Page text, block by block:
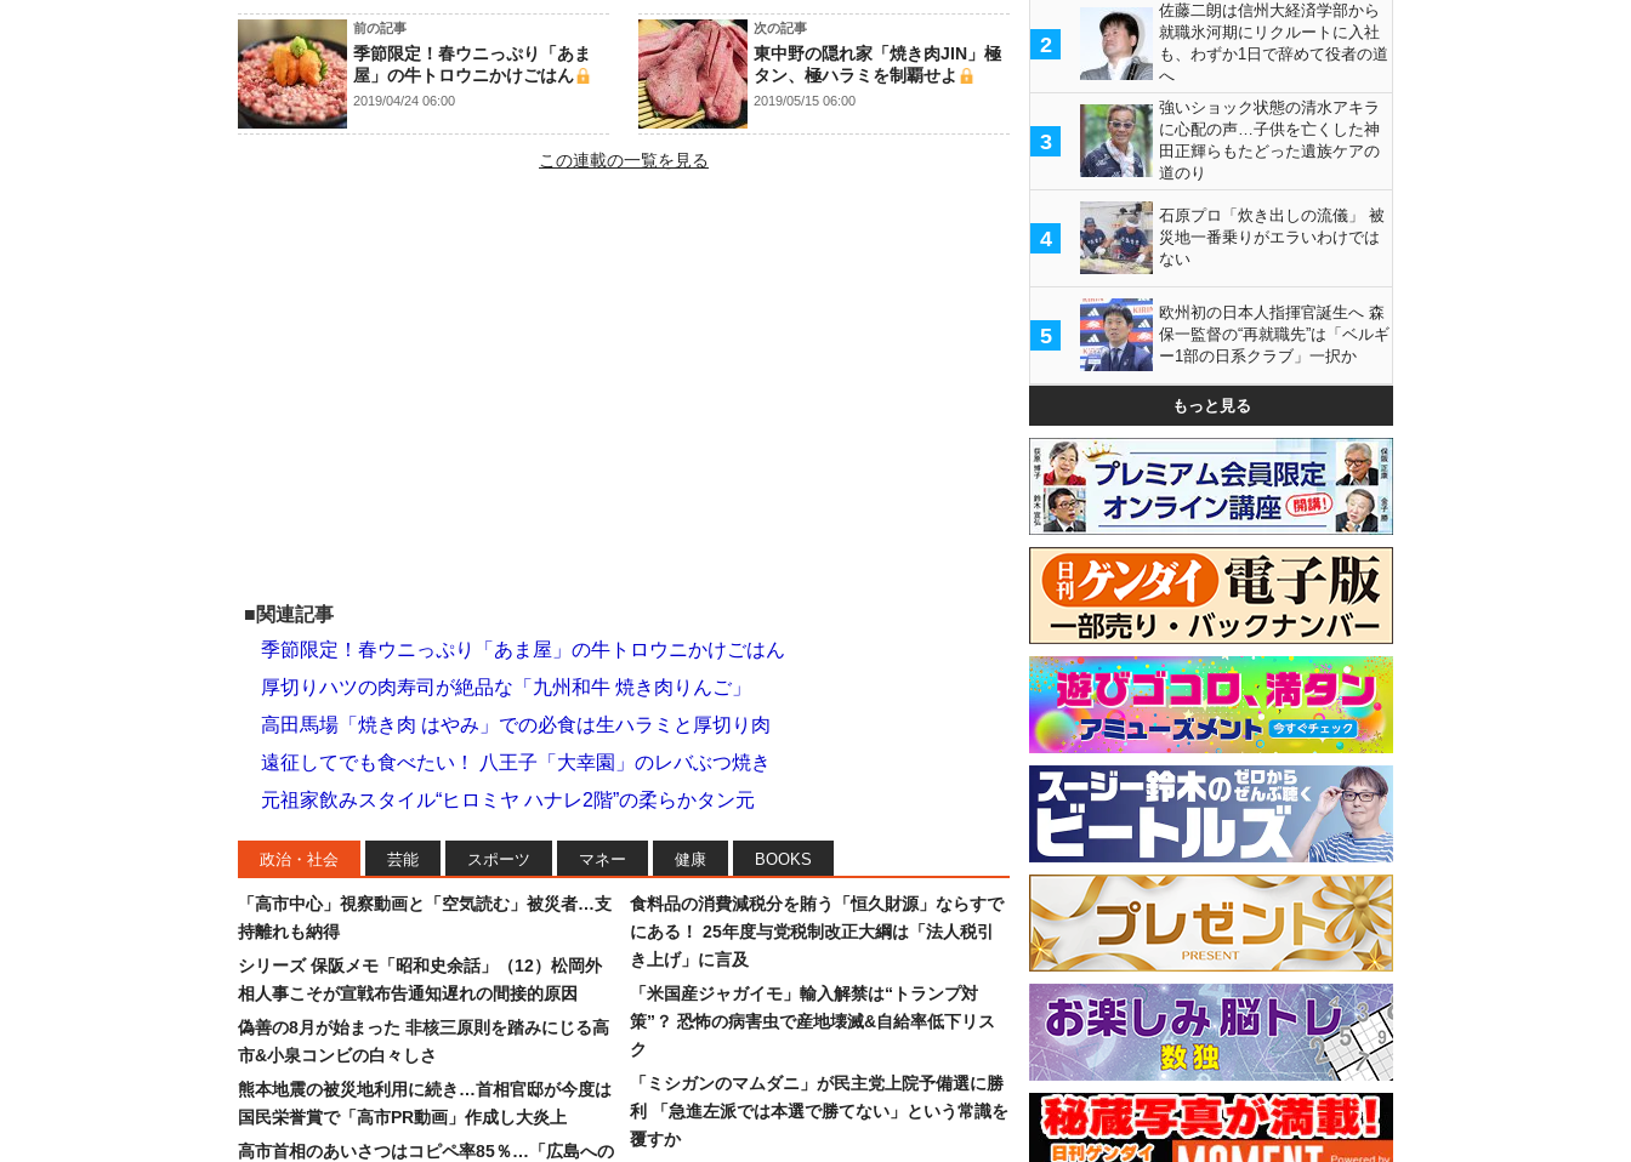
前の記事
季節限定！春ウニっぷり「あま
屋」の牛トロウニかけごはん
2019/04/24 06:00
次の記事
東中野の隠れ家「焼き肉JIN」極
タン、極ハラミを制覇せよ
2019/05/15 06:00
この連載の一覧を見る
■関連記事
季節限定！春ウニっぷり「あま屋」の牛トロウニかけごはん
厚切りハツの肉寿司が絶品な「九州和牛 焼き肉りんご」
高田馬場「焼き肉 はやみ」での必食は生ハラミと厚切り肉
遠征してでも食べたい！ 八王子「大幸園」のレバぶつ焼き
元祖家飲みスタイル“ヒロミヤ ハナレ2階”の柔らかタン元
政治・社会 芸能 スポーツ マネー 健康 BOOKS
「高市中心」視察動画と「空気読む」被災者…支
持離れも納得
シリーズ 保阪メモ「昭和史余話」（12）松岡外
相人事こそが宣戦布告通知遅れの間接的原因
偽善の8月が始まった 非核三原則を踏みにじる高
市&小泉コンビの白々しさ
熊本地震の被災地利用に続き…首相官邸が今度は
国民栄誉賞で「高市PR動画」作成し大炎上
高市首相のあいさつはコピペ率85％…「広島への
食料品の消費減税分を賄う「恒久財源」ならすで
にある！ 25年度与党税制改正大綱は「法人税引
き上げ」に言及
「米国産ジャガイモ」輸入解禁は“トランプ対
策”？ 恐怖の病害虫で産地壊滅&自給率低下リス
ク
「ミシガンのマムダニ」が民主党上院予備選に勝
利 「急進左派では本選で勝てない」という常識を
覆すか
2
佐藤二朗は信州大経済学部から
就職氷河期にリクルートに入社
も、わずか1日で辞めて役者の道
へ
3
強いショック状態の清水アキラ
に心配の声…子供を亡くした神
田正輝らもたどった遺族ケアの
道のり
4
石原プロ「炊き出しの流儀」 被
災地一番乗りがエラいわけでは
ない
5
欧州初の日本人指揮官誕生へ 森
保一監督の“再就職先”は「ベルギ
ー1部の日系クラブ」一択か
もっと見る